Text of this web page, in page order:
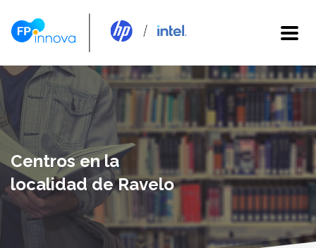
Centros en la
localidad de Ravelo